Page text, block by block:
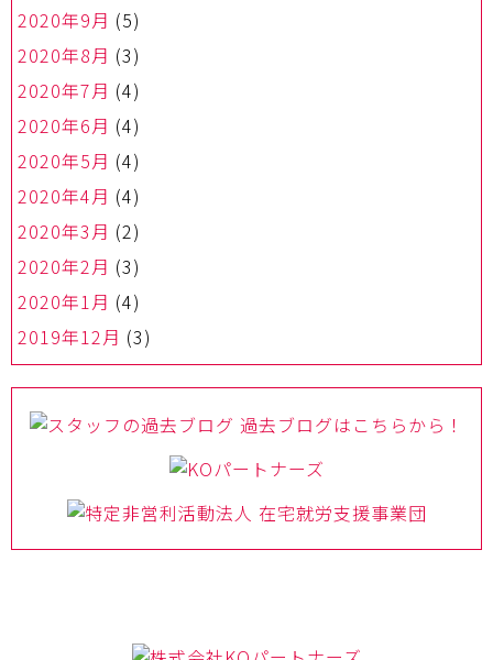
2020年9月 (5)
2020年8月 (3)
2020年7月 (4)
2020年6月 (4)
2020年5月 (4)
2020年4月 (4)
2020年3月 (2)
2020年2月 (3)
2020年1月 (4)
2019年12月 (3)